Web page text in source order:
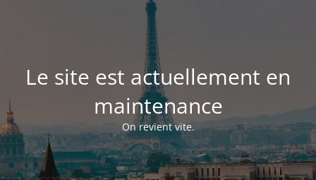
Le site est actuellement en
maintenance
On revient vite.